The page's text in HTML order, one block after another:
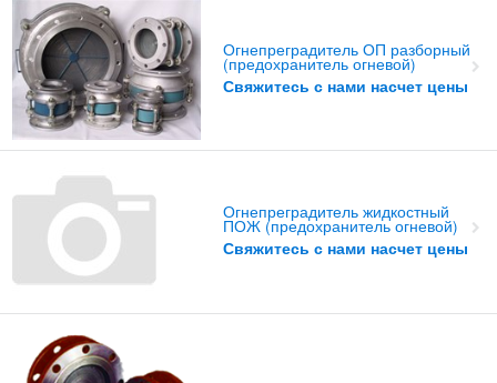
Огнепреградитель ОП разборный
(предохранитель огневой)
Свяжитесь с нами насчет цены
Огнепреградитель жидкостный
ПОЖ (предохранитель огневой)
Свяжитесь с нами насчет цены